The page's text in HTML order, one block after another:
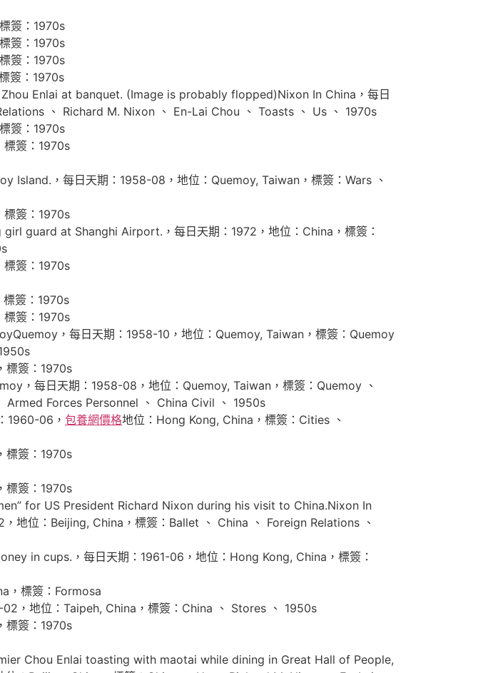
簽：1970s
簽：1970s
簽：1970s
簽：1970s
Enlai at banquet. (Image is probably flopped)Nixon In China，每日
、 Richard M. Nixon 、 En-Lai Chou 、 Toasts 、 Us 、 1970s
簽：1970s
簽：1970s
，每日天期：1958-08，地位：Quemoy, Taiwan，標簽：Wars 、
簽：1970s
guard at Shanghi Airport.，每日天期：1972，地位：China，標簽：
簽：1970s
簽：1970s
簽：1970s
，每日天期：1958-10，地位：Quemoy, Taiwan，標簽：Quemoy
標簽：1970s
，每日天期：1958-08，地位：Quemoy, Taiwan，標簽：Quemoy 、
Armed Forces Personnel 、 China Civil 、 1950s
1960-06， 包養網價格地位：Hong Kong, China，標簽：Cities 、
標簽：1970s
標簽：1970s
for US President Richard Nixon during his visit to China.Nixon In
地位：Beijing, China，標簽：Ballet 、 China 、 Foreign Relations 、
in cups.，每日天期：1961-06，地位：Hong Kong, China，標簽：
，標簽：Formosa
，地位：Taipeh, China，標簽：China 、 Stores 、 1950s
標簽：1970s
Chou Enlai toasting with maotai while dining in Great Hall of People,